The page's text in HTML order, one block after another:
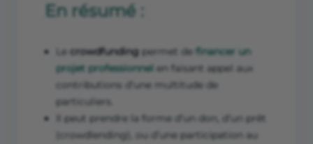
En résumé :
Le crowdfunding permet de financer un
projet professionnel en faisant appel aux
contributions d’une multitude de
particuliers.
Il peut prendre la forme d’un don, d’un prêt
(crowdlending), ou d’une participation au